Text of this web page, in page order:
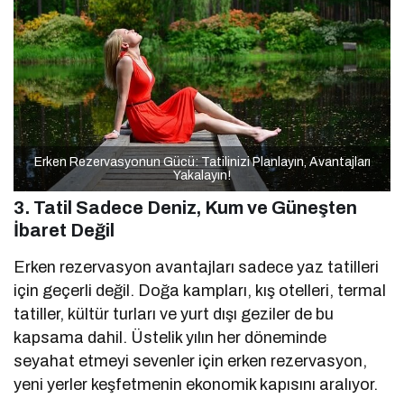
Erken Rezervasyonun Gücü: Tatilinizi Planlayın, Avantajları
Yakalayın!
3. Tatil Sadece Deniz, Kum ve Güneşten
İbaret Değil
Erken rezervasyon avantajları sadece yaz tatilleri
için geçerli değil. Doğa kampları, kış otelleri, termal
tatiller, kültür turları ve yurt dışı geziler de bu
kapsama dahil. Üstelik yılın her döneminde
seyahat etmeyi sevenler için erken rezervasyon,
yeni yerler keşfetmenin ekonomik kapısını aralıyor.